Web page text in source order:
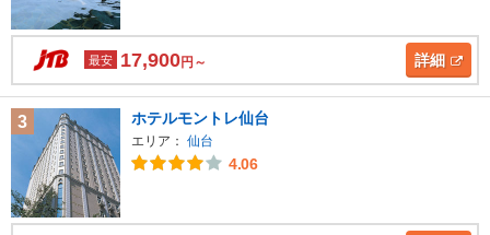
最安 17,900円～ 詳細
3 ホテルモントレ仙台
エリア： 仙台
4.06